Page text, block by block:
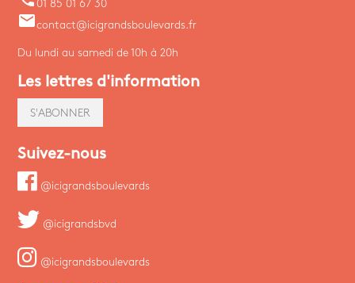
01 85 01 67 30
emailcontact@icigrandsboulevards.fr
Du lundi au samedi de 10h à 20h
Les lettres d'information
S'ABONNER
Suivez-nous
@icigrandsboulevards
@icigrandsbvd
@icigrandsboulevards